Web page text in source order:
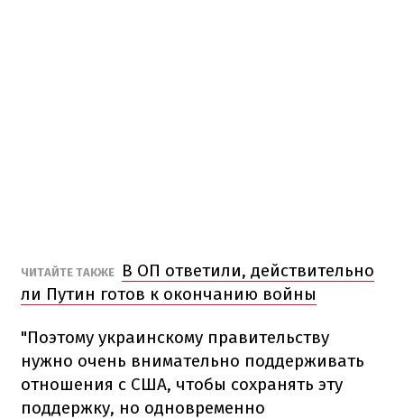
ЧИТАЙТЕ ТАКЖЕ
В ОП ответили, действительно
ли Путин готов к окончанию войны
"Поэтому украинскому правительству
нужно очень внимательно поддерживать
отношения с США, чтобы сохранять эту
поддержку, но одновременно